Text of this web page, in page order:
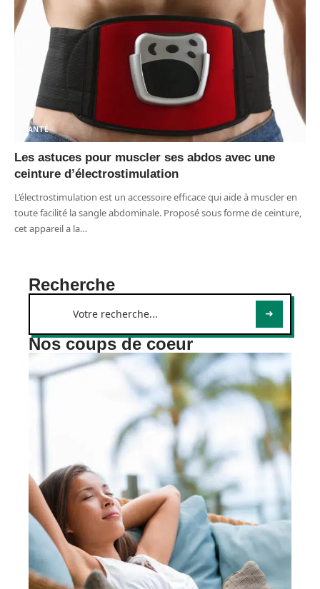
SANTÉ
Les astuces pour muscler ses abdos avec une
ceinture d’électrostimulation
L’électrostimulation est un accessoire efficace qui aide à muscler en
toute facilité la sangle abdominale. Proposé sous forme de ceinture,
cet appareil a la…
Recherche
Nos coups de coeur